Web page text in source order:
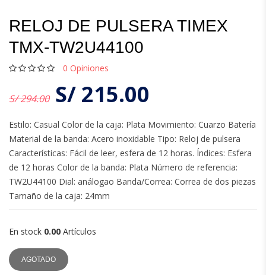
RELOJ DE PULSERA TIMEX
TMX-TW2U44100
0 Opiniones
S/ 294.00 S/ 215.00
Estilo: Casual Color de la caja: Plata Movimiento: Cuarzo Batería
Material de la banda: Acero inoxidable Tipo: Reloj de pulsera
Características: Fácil de leer, esfera de 12 horas. Índices: Esfera
de 12 horas Color de la banda: Plata Número de referencia:
TW2U44100 Dial: análogao Banda/Correa: Correa de dos piezas
Tamaño de la caja: 24mm
En stock 0.00 Artículos
AGOTADO